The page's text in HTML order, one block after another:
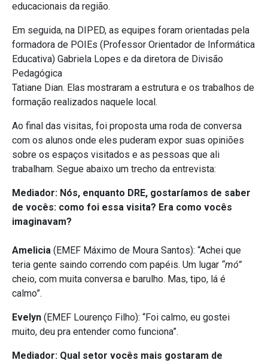
educacionais da região.
Em seguida, na DIPED, as equipes foram orientadas pela
formadora de POIEs (Professor Orientador de Informática
Educativa) Gabriela Lopes e da diretora de Divisão
Pedagógica
Tatiane Dian. Elas mostraram a estrutura e os trabalhos de
formação realizados naquele local.
Ao final das visitas, foi proposta uma roda de conversa
com os alunos onde eles puderam expor suas opiniões
sobre os espaços visitados e as pessoas que ali
trabalham. Segue abaixo um trecho da entrevista:
Mediador: Nós, enquanto DRE, gostaríamos de saber
de vocês: como foi essa visita? Era como vocês
imaginavam?
Amelicia (EMEF Máximo de Moura Santos): “Achei que
teria gente saindo correndo com papéis. Um lugar “mó”
cheio, com muita conversa e barulho. Mas, tipo, lá é
calmo”.
Evelyn (EMEF Lourenço Filho): “Foi calmo, eu gostei
muito, deu pra entender como funciona”.
Mediador: Qual setor vocês mais gostaram de